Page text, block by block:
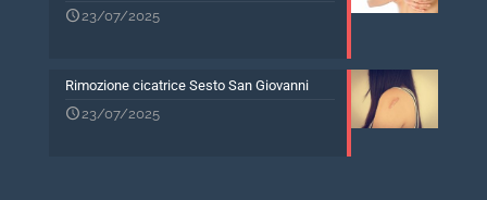
23/07/2025
Rimozione cicatrice Sesto San Giovanni
23/07/2025